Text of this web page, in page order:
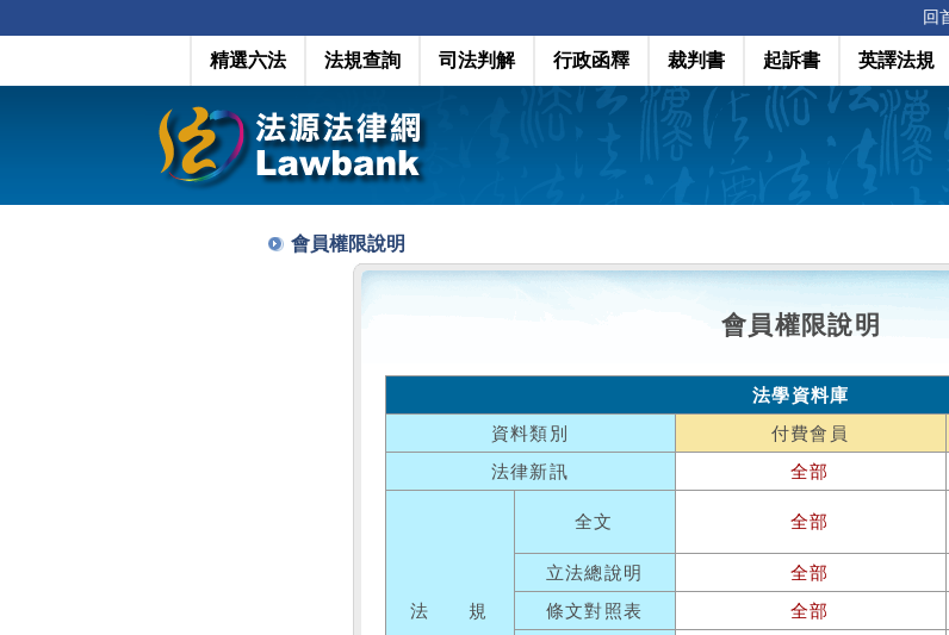
回
精選六法 法規查詢 司法判解 行政函釋 裁判書 起訴書 英譯法規
會員權限說明
會員權限說明
法學資料庫
資料類別
付費會員
法律新訊
全部
法 規
全文 全部
立法總說明
全部
條文對照表
全部